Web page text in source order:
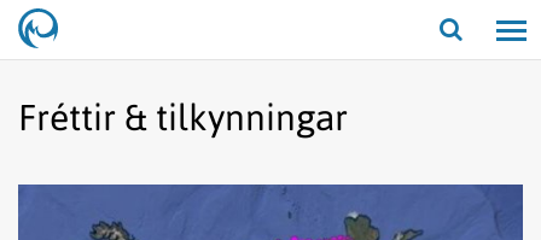
Opna/
Fréttir & tilkynningar